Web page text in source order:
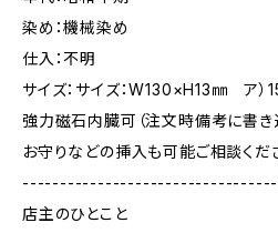
染め：機械染め
仕入：不明
サイズ：サイズ：W130×H13㎜ ア）
強力磁石内臓可（注文時備考に書き込
お守りなどの挿入も可能ご相談くだ
店主のひとこと